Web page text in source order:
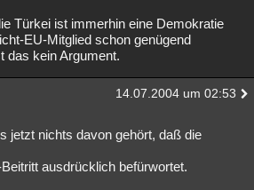
Türkei ist immerhin eine Demokratie
EU-Mitglied schon genügend
das kein Argument.
14.07.2004 um 02:53
jetzt nichts davon gehört, daß die
ausdrücklich befürwortet.